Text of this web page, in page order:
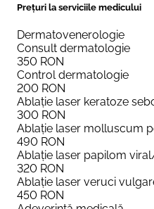
Prețuri la serviciile medicului
Dermatovenerologie
Consult dermatologie
350 RON
Control dermatologie
200 RON
Ablație laser keratoze
300 RON
Ablație laser molluscum
490 RON
Ablație laser papilom
320 RON
Ablație laser veruci
450 RON